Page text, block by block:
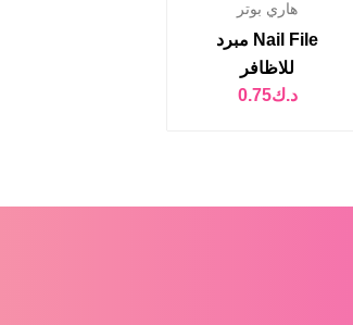
هاري بوتر
Nail File مبرد
للاظافر
د.ك0.75